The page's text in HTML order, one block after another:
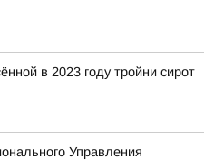
в 2023 году тройни сирот
Управления